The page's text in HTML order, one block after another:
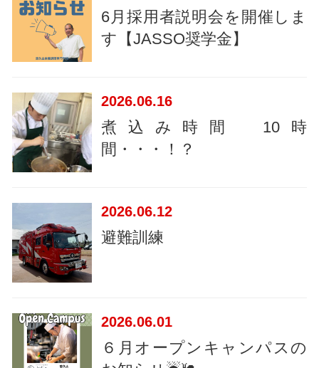
6月採用者説明会を開催しま
す【JASSO奨学金】
2026 06.16
煮込み時間 10時
間・・・！？
2026 06.12
避難訓練
2026 06.01
６月オープンキャンパスの